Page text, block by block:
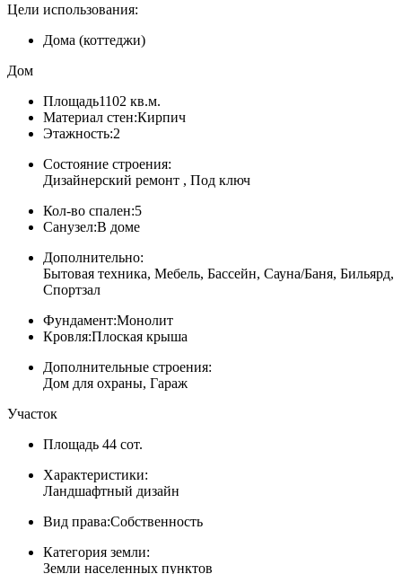
Цели использования:
Дома (коттеджи)
Дом
Площадь1102 кв.м.
Материал стен:Кирпич
Этажность:2
Состояние строения:
Дизайнерский ремонт , Под ключ
Кол-во спален:5
Санузел:В доме
Дополнительно:
Бытовая техника, Мебель, Бассейн, Сауна/Баня, Бильярд,
Спортзал
Фундамент:Монолит
Кровля:Плоская крыша
Дополнительные строения:
Дом для охраны, Гараж
Участок
Площадь 44 сот.
Характеристики:
Ландшафтный дизайн
Вид права:Собственность
Категория земли:
Земли населенных пунктов